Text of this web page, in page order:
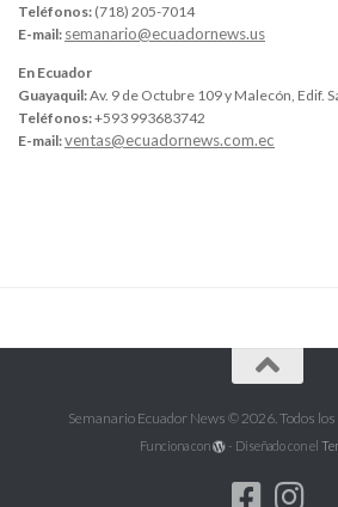
Teléfonos: (718) 205-7014
E-mail: semanario@ecuadornews.us
En Ecuador
Guayaquil:Av. 9 de Octubre 109 y Malecón, Edif.
Teléfonos:+593 993683742
E-mail:ventas@ecuadornews.com.ec
Semanario Ecuador News © 2026. Todos
Funciona con - Diseñado con el